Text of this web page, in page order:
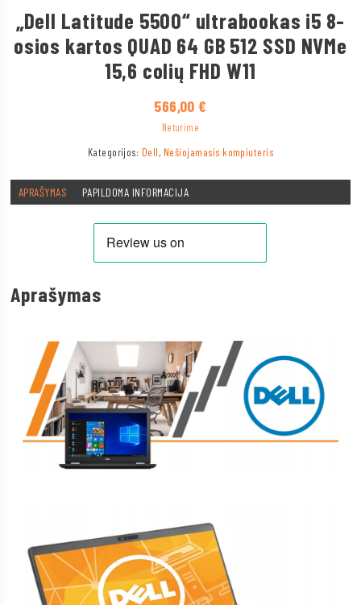
„Dell Latitude 5500“ ultrabookas i5 8-
osios kartos QUAD 64 GB 512 SSD NVMe
15,6 colių FHD W11
566,00€
Neturime
Kategorijos: Dell, Nešiojamasis kompiuteris
APRAŠYMAS PAPILDOMA INFORMACIJA
Aprašymas